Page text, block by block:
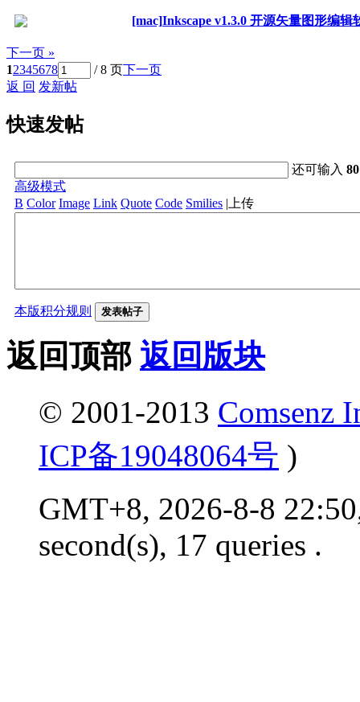
[mac]Inkscape v1.3.0 开源矢量图形编辑
下一页 »
12345678 / 8 页下一页
返 回 发新帖
快速发帖
还可输入80
高级模式
B Color Image Link Quote Code Smilies | 上传
本版积分规则 发表帖子
返回顶部 返回版块
© 2001-2013 Comsenz
ICP备19048064号 )
GMT+8, 2026-8-8
second(s), 17 queries .